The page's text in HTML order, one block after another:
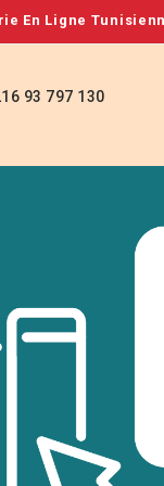
En Ligne
93 797 130